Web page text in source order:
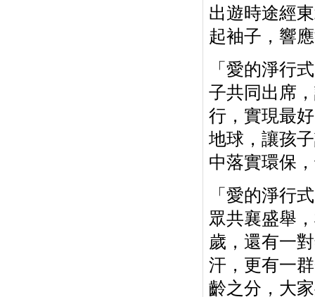
出遊時途經
起袖子，響
「愛的淨行
子共同出席
行，實現最
地球，讓孩
中落實環保
「愛的淨行
眾共襄盛舉
歲，還有一
汗，更有一
齡之分，大